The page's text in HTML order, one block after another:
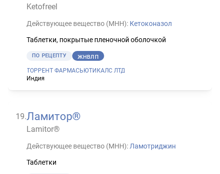
Ketofreel
Действующее вещество (МНН): Кетоконазол
Таблетки, покрытые пленочной оболочкой
ПО РЕЦЕПТУ ЖНВЛП
ТОРРЕНТ ФАРМАСЬЮТИКАЛС ЛТД
Индия
19.Ламитор®
Lamitor®
Действующее вещество (МНН): Ламотриджин
Таблетки